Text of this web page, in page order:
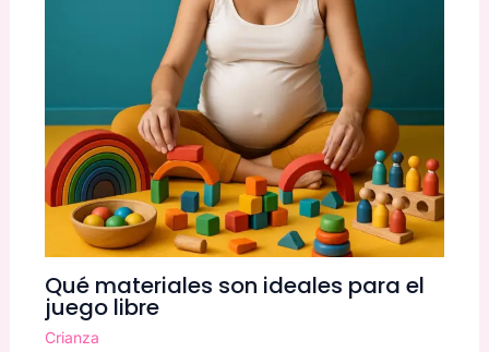
Qué materiales son ideales para el
juego libre
Crianza